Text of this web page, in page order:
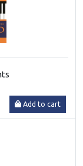
Add to cart